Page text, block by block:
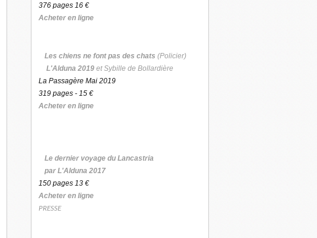
376 pages 16 €
Acheter en ligne
Les chiens ne font pas des chats (Policier)
L'Alduna 2019 et Sybille de Bollardière
La Passagère Mai 2019
319 pages - 15 €
Acheter en ligne
Le dernier voyage du Lancastria
par L'Alduna 2017
150 pages 13 €
Acheter en ligne
PRESSE